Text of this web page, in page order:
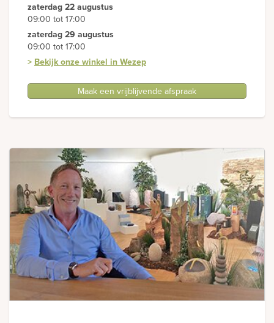
zaterdag 22 augustus
09:00 tot 17:00
zaterdag 29 augustus
09:00 tot 17:00
> Bekijk onze winkel in Wezep
Maak een vrijblijvende afspraak